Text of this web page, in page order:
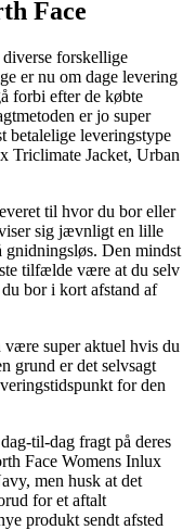
Face
forskellige
er nu om dage levering
forbi efter de købte
er jo super
betalelige leveringstype
Triclimate Jacket, Urban
til hvor du bor eller
sig jævnligt en lille
gnidningsløs. Den mindst
tilfælde være at du selv
bor i kort afstand af
super aktuel hvis du
grund er det selvsagt
for den
til-dag fragt på deres
Face Womens Inlux
men husk at det
for et aftalt
produkt sendt afsted